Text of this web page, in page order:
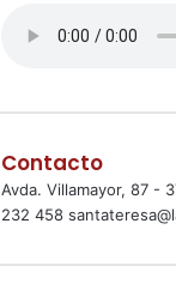
Contacto
Avda. Villamayor, 87 -
232 458